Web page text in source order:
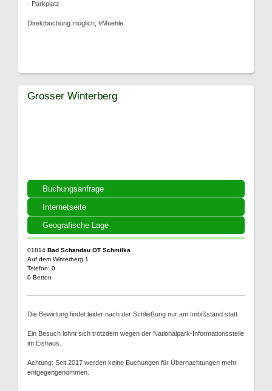
- Parkplatz
Direktbuchung möglich, #Muehle
Buchungsanfrage
Internetseite
Geografische Lage
Grosser Winterberg
01814 Bad Schandau OT Schmilka
Auf dem Winterberg 1
Telefon: 0
0 Betten
Die Bewirtung findet leider nach der Schließung nur am Imbißstand statt.
Ein Besuch lohnt sich trotzdem wegen der Nationalpark-Informationsstelle
im Eishaus.
Achtung: Seit 2017 werden keine Buchungen für Übernachtungen mehr
entgegengenommen.